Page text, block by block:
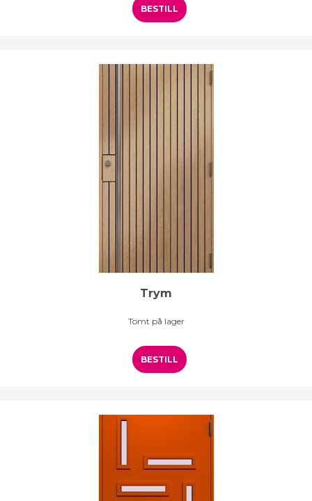
BESTILL
Trym
Tomt på lager
BESTILL